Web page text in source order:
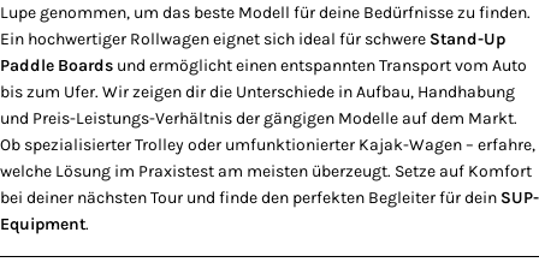
Lupe genommen, um das beste Modell für deine Bedürfnisse zu finden.
Ein hochwertiger Rollwagen eignet sich ideal für schwere Stand-Up
Paddle Boards und ermöglicht einen entspannten Transport vom Auto
bis zum Ufer. Wir zeigen dir die Unterschiede in Aufbau, Handhabung
und Preis-Leistungs-Verhältnis der gängigen Modelle auf dem Markt.
Ob spezialisierter Trolley oder umfunktionierter Kajak-Wagen – erfahre,
welche Lösung im Praxistest am meisten überzeugt. Setze auf Komfort
bei deiner nächsten Tour und finde den perfekten Begleiter für dein SUP-
Equipment.